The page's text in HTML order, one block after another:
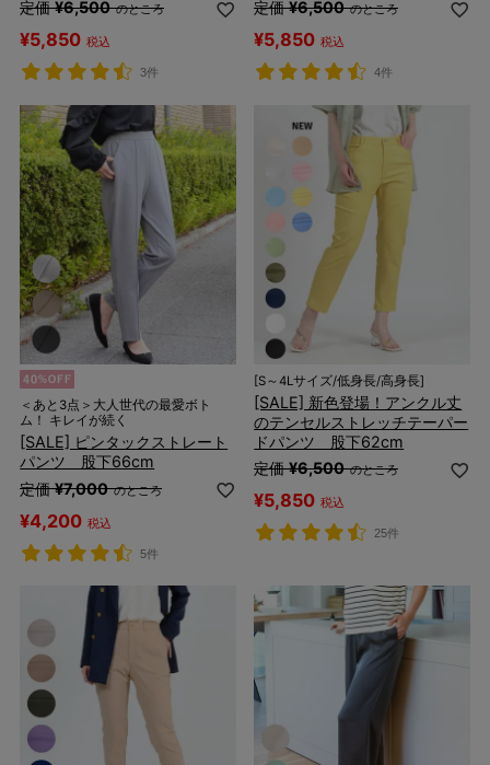
定価 ¥6,500 のところ
¥5,850 税込
3件
定価 ¥6,500 のところ
¥5,850 税込
4件
＜あと3点＞大人世代の最愛ボト
ム！ キレイが続く
[SALE] ピンタックストレート
パンツ 股下66cm
定価 ¥7,000 のところ
¥4,200 税込
5件
[S～4Lサイズ/低身長/高身長]
[SALE] 新色登場！アンクル丈
のテンセルストレッチテーパー
ドパンツ 股下62cm
定価 ¥6,500 のところ
¥5,850 税込
25件